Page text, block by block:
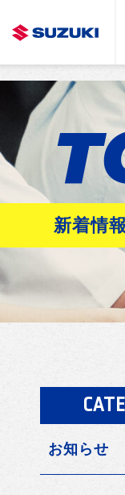
新着情報
お知らせ